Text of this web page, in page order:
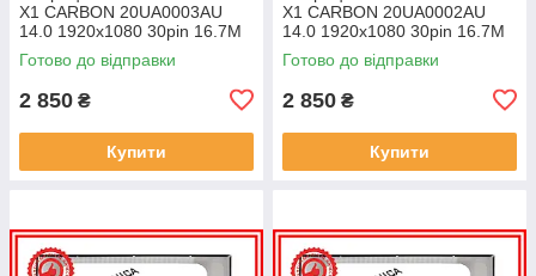
X1 CARBON 20UA0003AU
14.0 1920x1080 30pin 16.7M
45% NTSC 300 cd/m² для
ноутбука
Готово до відправки
2 850 ₴
Купити
X1 CARBON 20UA0002AU
14.0 1920x1080 30pin 16.7M
45% NTSC 300 cd/m² для
ноутбука
Готово до відправки
2 850 ₴
Купити